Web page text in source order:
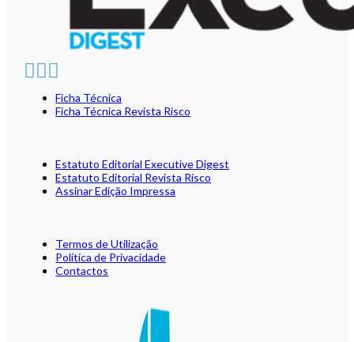
Ficha Técnica
Ficha Técnica Revista Risco
Estatuto Editorial Executive Digest
Estatuto Editorial Revista Risco
Assinar Edição Impressa
Termos de Utilização
Política de Privacidade
Contactos